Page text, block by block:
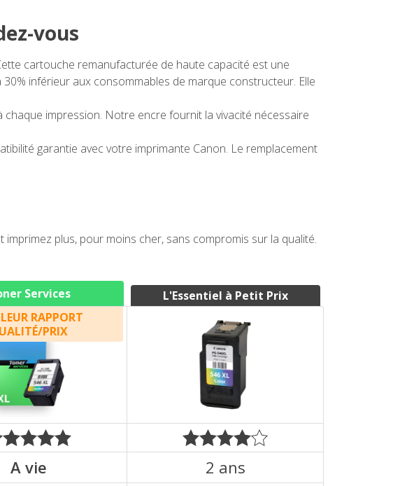
vous
cartouche remanufacturée de haute capacité est une
inférieur aux consommables de marque constructeur. Elle
impression. Notre encre fournit la vivacité nécessaire
garantie avec votre imprimante Canon. Le remplacement
plus, pour moins cher, sans compromis sur la qualité.
Services L'Essentiel à Petit Prix
RAPPORT
PRIX
A vie 2 ans